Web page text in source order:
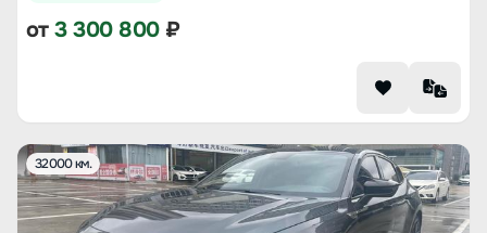
от3 300 800₽
32000 км.